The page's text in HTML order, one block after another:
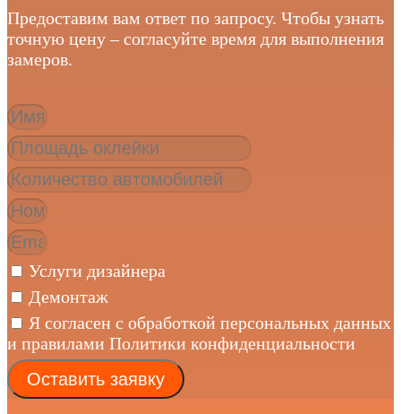
Предоставим вам ответ по запросу. Чтобы узнать
точную цену – согласуйте время для выполнения
замеров.
Услуги дизайнера
Демонтаж
Я согласен с обработкой персональных данных
и правилами Политики конфиденциальности
Оставить заявку